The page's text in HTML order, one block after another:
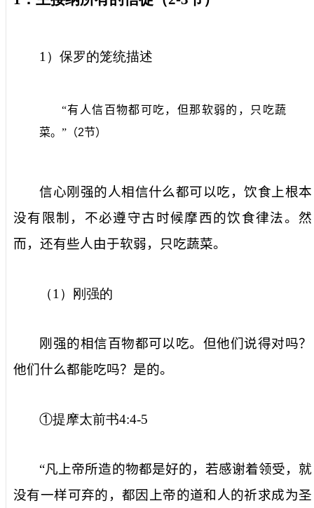
1 ）保罗的笼统描述
“有人信百物都可吃，但那软弱的，只吃蔬
菜。”（2节）
信心刚强的人相信什么都可以吃，饮食上根本
没有限制，不必遵守古时候摩西的饮食律法。然
而，还有些人由于软弱，只吃蔬菜。
（1 ）刚强的
刚强的相信百物都可以吃。但他们说得对吗？
他们什么都能吃吗？是的。
①提摩太前书4:4-5
“凡上帝所造的物都是好的，若感谢着领受，就
没有一样可弃的，都因上帝的道和人的祈求成为圣